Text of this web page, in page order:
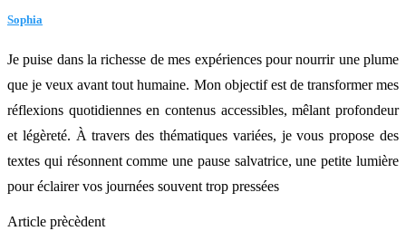
Sophia
Je puise dans la richesse de mes expériences pour nourrir une plume
que je veux avant tout humaine. Mon objectif est de transformer mes
réflexions quotidiennes en contenus accessibles, mêlant profondeur
et légèreté. À travers des thématiques variées, je vous propose des
textes qui résonnent comme une pause salvatrice, une petite lumière
pour éclairer vos journées souvent trop pressées
Article prècèdent